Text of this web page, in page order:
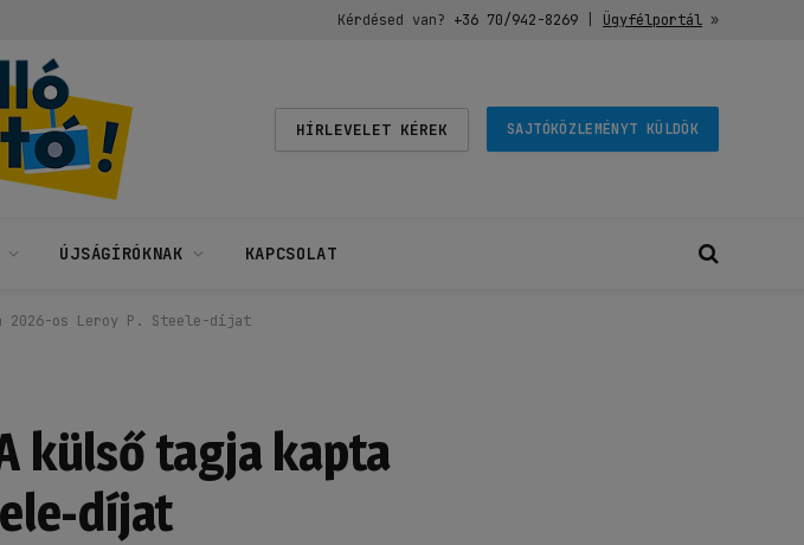
Kérdésed van? +36 70/942-8269| Ügyfélportál»
HÍRLEVELET KÉREK SAJTÓKÖZLEMÉNYT KÜLDÖK
ÚJSÁGÍRÓKNAK KAPCSOLAT
2026-os Leroy P. Steele-díjat
külső tagja kapta
díjat